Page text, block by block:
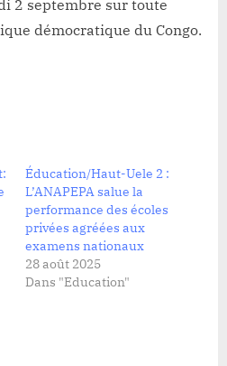
2 septembre sur toute
démocratique du Congo.
Éducation/Haut-Uele 2 :
L’ANAPEPA salue la
performance des écoles
privées agréées aux
examens nationaux
28 août 2025
Dans "Education"